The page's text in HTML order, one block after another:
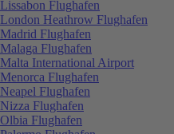
Lissabon Flughafen
London Heathrow Flughafen
Madrid Flughafen
Malaga Flughafen
Malta International Airport
Menorca Flughafen
Neapel Flughafen
Nizza Flughafen
Olbia Flughafen